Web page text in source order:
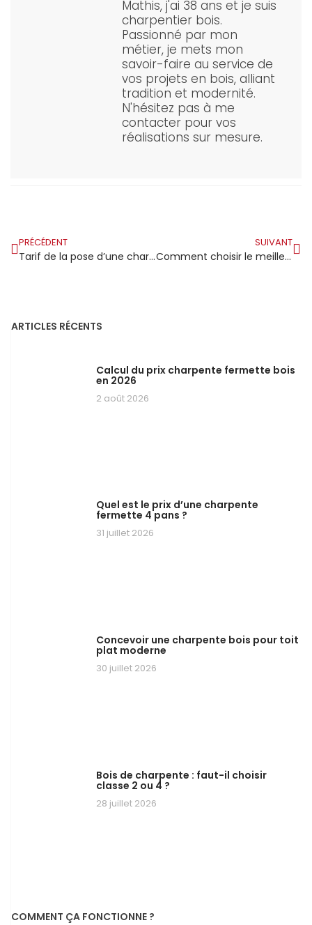
Mathis, j'ai 38 ans et je suis
charpentier bois.
Passionné par mon
métier, je mets mon
savoir-faire au service de
vos projets en bois, alliant
tradition et modernité.
N'hésitez pas à me
contacter pour vos
réalisations sur mesure.
PRÉCÉDENT
Tarif de la pose d’une charpente traditionnelle : ce qu’il faut savoir
SUIVANT
Comment choisir le meilleur charpentier couvreur à Limoges?
ARTICLES RÉCENTS
Calcul du prix charpente fermette bois
en 2026
2 août 2026
Quel est le prix d’une charpente
fermette 4 pans ?
31 juillet 2026
Concevoir une charpente bois pour toit
plat moderne
30 juillet 2026
Bois de charpente : faut-il choisir
classe 2 ou 4 ?
28 juillet 2026
COMMENT ÇA FONCTIONNE ?